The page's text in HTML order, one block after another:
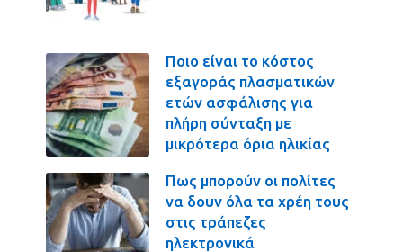
Ποιο είναι το κόστος
εξαγοράς πλασματικών
ετών ασφάλισης για
πλήρη σύνταξη με
μικρότερα όρια ηλικίας
Πως μπορούν οι πολίτες
να δουν όλα τα χρέη τους
στις τράπεζες
ηλεκτρονικά